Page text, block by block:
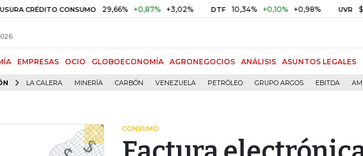
CONSUMO 29,66% +0,87% +3,02% DTF 10,34% +0,10% +0,98% UVR $ 416,86
EMPRESAS OCIO GLOBOECONOMÍA AGRONEGOCIOS ANÁLISIS ASUNTOS LEGALES
LA CALERA MINERÍA CARBÓN VENEZUELA PETRÓLEO GRUPO ARGOS EBITDA
CONSUMO